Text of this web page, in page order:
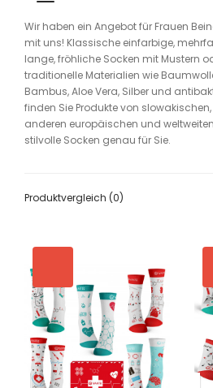
Wir haben ein Angebot für Frauen
mit uns! Klassische einfarbige,
lange,fröhliche Socken mit Mustern
traditionelle Materialien wie
Bambus, Aloe Vera, Silber und
finden Sie Produkte von
anderen europäischen und
stilvolle Socken genau für Sie.
Produktvergleich (0)